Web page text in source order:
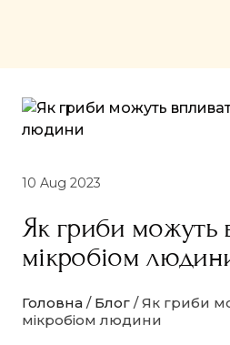
10 Aug 2023
Як гриби можуть
мікробіом
Головна / Блог / Як гриби
мікробіом людини